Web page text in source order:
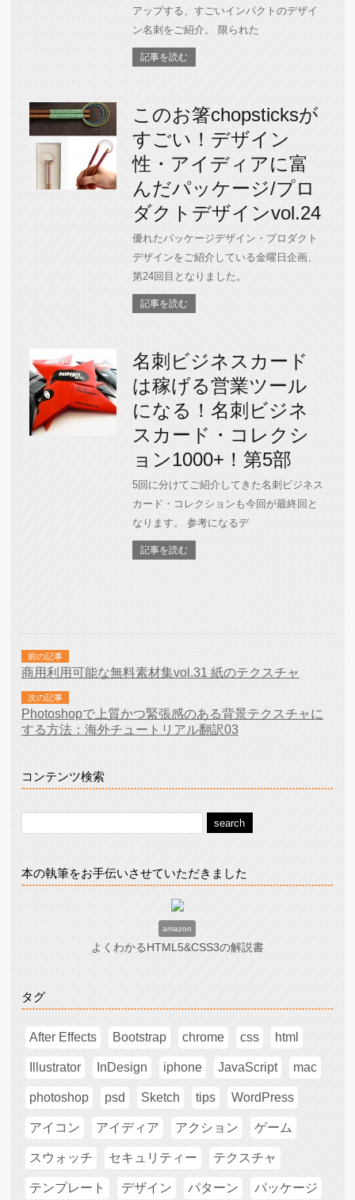
アップする、すごいインパクトのデザイ
ン名刺をご紹介。 限られた
記事を読む
このお箸chopsticksが
すごい！デザイン
性・アイディアに富
んだパッケージ/プロ
ダクトデザインvol.24
優れたパッケージデザイン・プロダクト
デザインをご紹介している金曜日企画、
第24回目となりました。
記事を読む
名刺ビジネスカード
は稼げる営業ツール
になる！名刺ビジネ
スカード・コレクシ
ョン1000+！第5部
5回に分けてご紹介してきた名刺ビジネス
カード・コレクションも今回が最終回と
なります。 参考になるデ
記事を読む
前の記事
商用利用可能な無料素材集vol.31 紙のテクスチャ
次の記事
Photoshopで上質かつ緊張感のある背景テクスチャに
する方法：海外チュートリアル翻訳03
コンテンツ検索
本の執筆をお手伝いさせていただきました
amazon
よくわかるHTML5&CSS3の解説書
タグ
After Effects Bootstrap chrome css html
Illustrator InDesign iphone JavaScript mac
photoshop psd Sketch tips WordPress
アイコン アイディア アクション ゲーム
スウォッチ セキュリティー テクスチャ
テンプレート デザイン パターン パッケージ